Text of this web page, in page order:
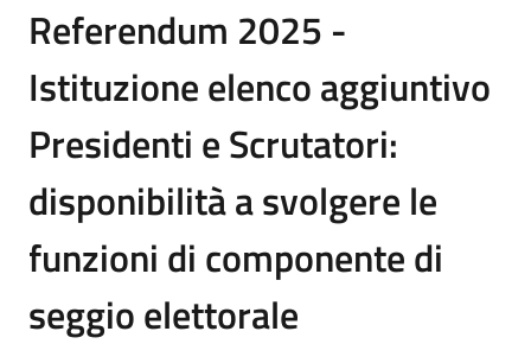
Referendum 2025 -
Istituzione elenco aggiuntivo
Presidenti e Scrutatori:
disponibilità a svolgere le
funzioni di componente di
seggio elettorale